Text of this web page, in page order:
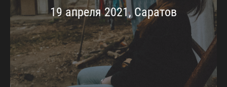
19 апреля 2021, Саратов